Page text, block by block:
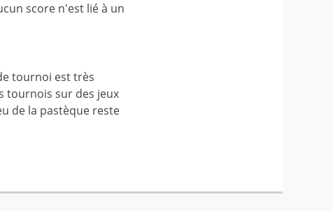
score n'est lié à un
tournoi est très
tournois sur des jeux
de la pastèque reste